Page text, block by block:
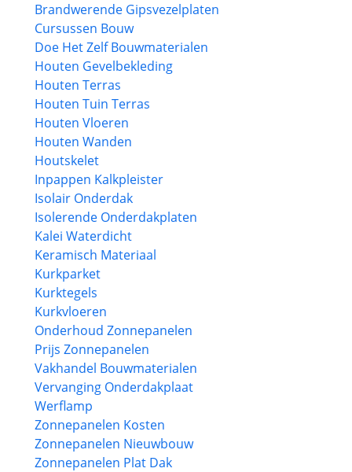
Brandwerende Gipsvezelplaten
Cursussen Bouw
Doe Het Zelf Bouwmaterialen
Houten Gevelbekleding
Houten Terras
Houten Tuin Terras
Houten Vloeren
Houten Wanden
Houtskelet
Inpappen Kalkpleister
Isolair Onderdak
Isolerende Onderdakplaten
Kalei Waterdicht
Keramisch Materiaal
Kurkparket
Kurktegels
Kurkvloeren
Onderhoud Zonnepanelen
Prijs Zonnepanelen
Vakhandel Bouwmaterialen
Vervanging Onderdakplaat
Werflamp
Zonnepanelen Kosten
Zonnepanelen Nieuwbouw
Zonnepanelen Plat Dak